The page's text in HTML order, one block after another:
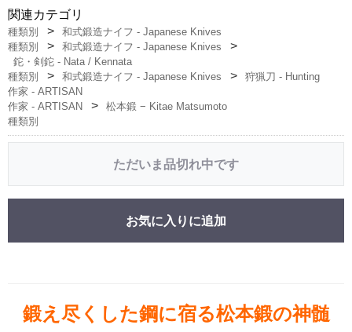
関連カテゴリ
種類別
和式鍛造ナイフ - Japanese Knives
種類別
和式鍛造ナイフ - Japanese Knives
鉈・剣鉈 - Nata / Kennata
種類別
和式鍛造ナイフ - Japanese Knives
狩猟刀 - Hunting
作家 - ARTISAN
作家 - ARTISAN
松本鍛 − Kitae Matsumoto
種類別
ただいま品切れ中です
お気に入りに追加
鍛え尽くした鋼に宿る松本鍛の神髄